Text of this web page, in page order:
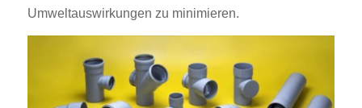
Umweltauswirkungen zu minimieren.